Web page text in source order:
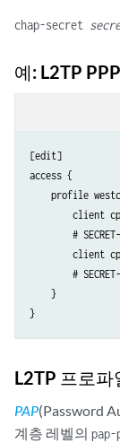
chap-secret
예: L2TP
[edit]
access {
profile
client
#
client
#
    }
L2TP 프로파
PAP(Password
계층 레벨의 pap-